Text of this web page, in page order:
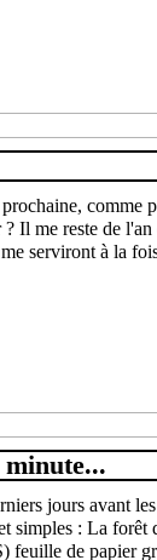
comme
Il me reste de l'an
serviront à la
jours avant
simples : La forêt
feuille de papier